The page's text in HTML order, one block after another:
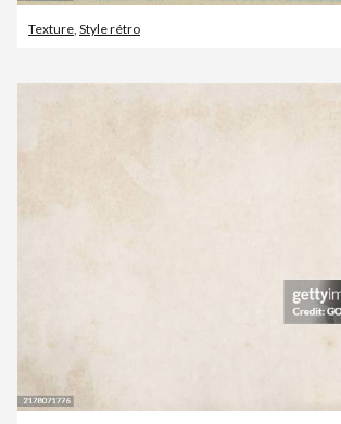
Texture, Style rétro